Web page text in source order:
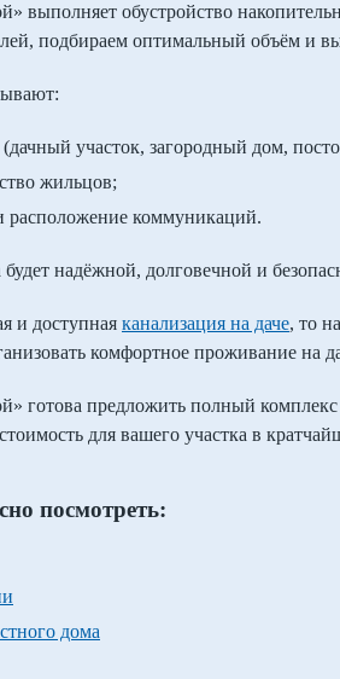
выполняет обустройство
подбираем оптимальный объём и
участок, загородный дом,
жильцов;
расположение коммуникаций.
будет надёжной, долговечной и
и доступная канализация на даче, то
комфортное проживание на
готова предложить полный
для вашего участка в
посмотреть:
дома